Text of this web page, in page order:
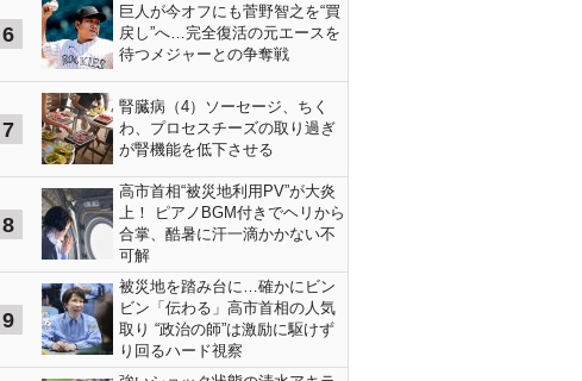
6
巨人が今オフにも菅野智之を“買
戻し”へ…完全復活の元エースを
待つメジャーとの争奪戦
7
腎臓病（4）ソーセージ、ちく
わ、プロセスチーズの取り過ぎ
が腎機能を低下させる
8
高市首相“被災地利用PV”が大炎
上！ ピアノBGM付きでヘリから
合掌、酷暑に汗一滴かかない不
可解
9
被災地を踏み台に…確かにビン
ビン「伝わる」高市首相の人気
取り “政治の師”は激励に駆けず
り回るハード視察